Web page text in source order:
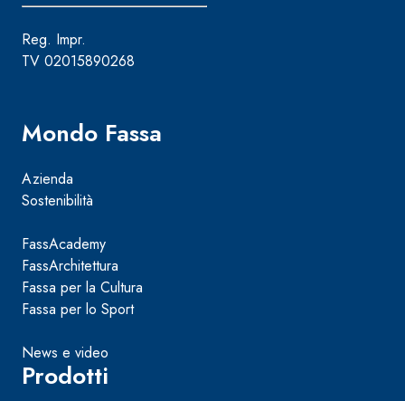
Reg. Impr.
TV 02015890268
Mondo Fassa
Azienda
Sostenibilità
FassAcademy
FassArchitettura
Fassa per la Cultura
Fassa per lo Sport
News e video
Prodotti